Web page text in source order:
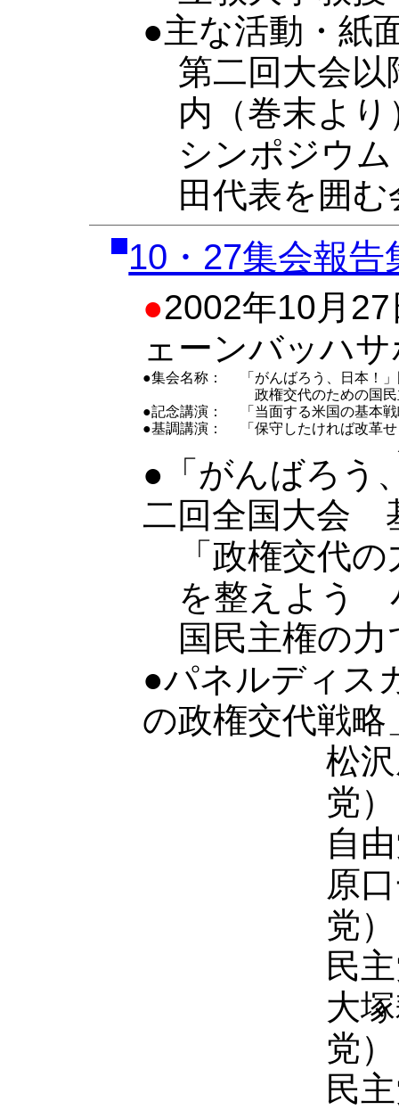
●主な活動・紙
第二回大会
内（巻末より
シンポジウ
田代表を囲
10・27集会報告
●2002年10月
ェーンバッハ
●集会名称：
「がんばろう、日本！
政権交代のための国
●記念講演：
「当面する米国の基本
●基調講演：
「保守したければ改革
●「がんばろう
二回全国大会
「政権交代
を整えよう
国民主権の
●パネルディ
の政権交代戦略
松
党
自
原
党
民
大
党
民